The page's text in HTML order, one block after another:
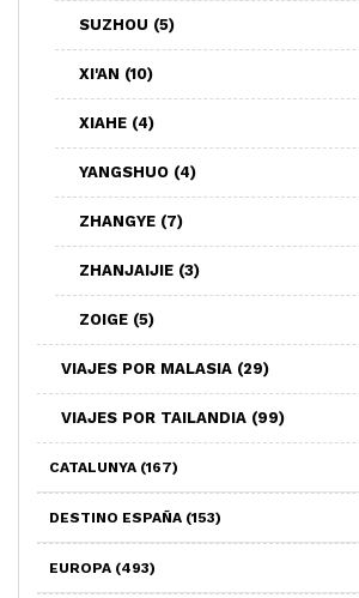
SUZHOU (5)
XI'AN (10)
XIAHE (4)
YANGSHUO (4)
ZHANGYE (7)
ZHANJAIJIE (3)
ZOIGE (5)
VIAJES POR MALASIA (29)
VIAJES POR TAILANDIA (99)
CATALUNYA (167)
DESTINO ESPAÑA (153)
EUROPA (493)